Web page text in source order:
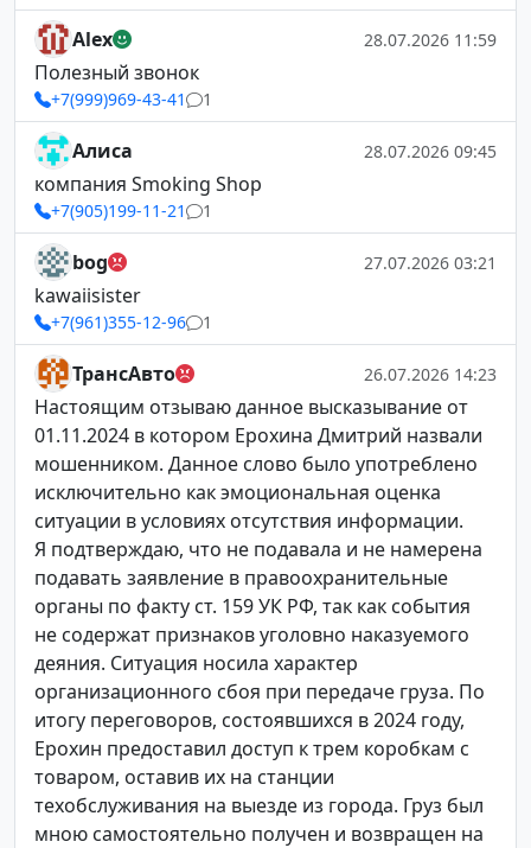
Alex 28.07.2026 11:59
Полезный звонок
+7(999)969-43-41 1
Алиса 28.07.2026 09:45
компания Smoking Shop
+7(905)199-11-21 1
bog 27.07.2026 03:21
kawaiisister
+7(961)355-12-96 1
ТрансАвто 26.07.2026 14:23
Настоящим отзываю данное высказывание от
01.11.2024 в котором Ерохина Дмитрий назвали
мошенником. Данное слово было употреблено
исключительно как эмоциональная оценка
ситуации в условиях отсутствия информации.
Я подтверждаю, что не подавала и не намерена
подавать заявление в правоохранительные
органы по факту ст. 159 УК РФ, так как события
не содержат признаков уголовно наказуемого
деяния. Ситуация носила характер
организационного сбоя при передаче груза. По
итогу переговоров, состоявшихся в 2024 году,
Ерохин предоставил доступ к трем коробкам с
товаром, оставив их на станции
техобслуживания на выезде из города. Груз был
мною самостоятельно получен и возвращен на